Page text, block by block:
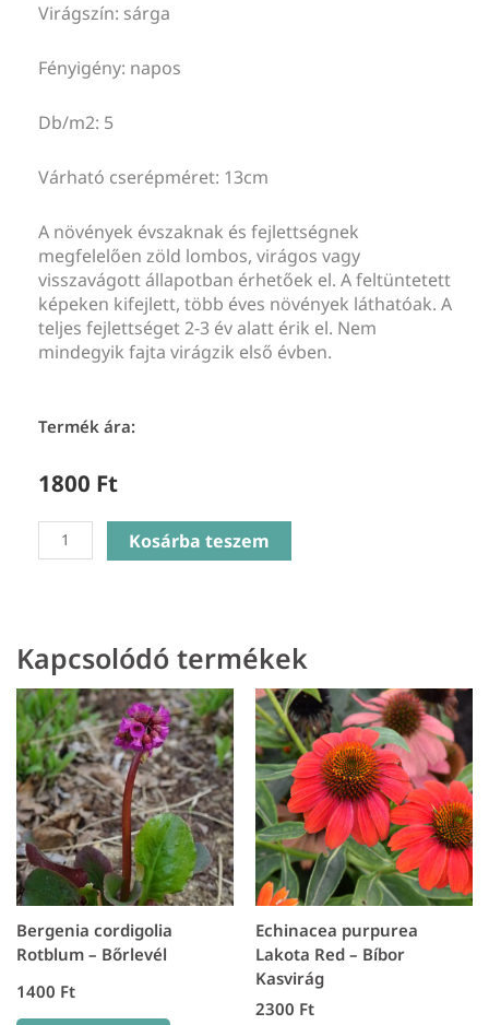
Virágszín: sárga
Fényigény: napos
Db/m2: 5
Várható cserépméret: 13cm
A növények évszaknak és fejlettségnek
megfelelően zöld lombos, virágos vagy
visszavágott állapotban érhetőek el. A feltüntetett
képeken kifejlett, több éves növények láthatóak. A
teljes fejlettséget 2-3 év alatt érik el. Nem
mindegyik fajta virágzik első évben.
Termék ára:
1800 Ft
Helenium
autumnale
Őszi
napfényvirág
mennyiség
Kosárba teszem
Kapcsolódó termékek
Bergenia cordigolia
Rotblum – Bőrlevél
1400 Ft
Echinacea purpurea
Lakota Red – Bíbor
Kasvirág
2300 Ft